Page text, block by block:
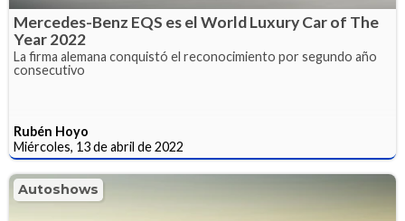
Mercedes-Benz EQS es el World Luxury Car of The
Year 2022
La firma alemana conquistó el reconocimiento por segundo año
consecutivo
Rubén Hoyo
Miércoles, 13 de abril de 2022
Autoshows